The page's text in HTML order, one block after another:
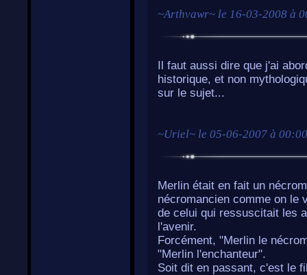
~Arthvawr~ le 16-03-2008 à
Il faut aussi dire que j'ai
historique, et non
sur le sujet...
~Uriel~ le 05-06-2007 à 00:00
Merlin était en fait un
nécromancien comme on le
de celui qui ressuscitait les
l'avenir.
Forcément, "Merlin le
"Merlin l'enchanteur".
Soit dit en passant, c'est le